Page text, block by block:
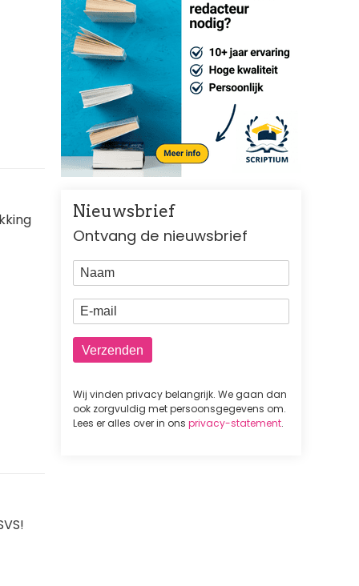
Nieuwsbrief
Ontvang de nieuwsbrief
Naam
E-mail
Wij vinden privacy belangrijk. We gaan dan
ook zorgvuldig met persoonsgegevens om.
Lees er alles over in ons privacy-statement.